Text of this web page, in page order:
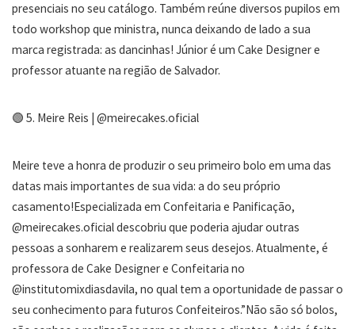
presenciais no seu catálogo. Também reúne diversos pupilos em
todo workshop que ministra, nunca deixando de lado a sua
marca registrada: as dancinhas! Júnior é um Cake Designer e
professor atuante na região de Salvador.
🟢 5. Meire Reis | @meirecakes.oficial
Meire teve a honra de produzir o seu primeiro bolo em uma das
datas mais importantes de sua vida: a do seu próprio
casamento!Especializada em Confeitaria e Panificação,
@meirecakes.oficial descobriu que poderia ajudar outras
pessoas a sonharem e realizarem seus desejos. Atualmente, é
professora de Cake Designer e Confeitaria no
@institutomixdiasdavila, no qual tem a oportunidade de passar o
seu conhecimento para futuros Confeiteiros.”Não são só bolos,